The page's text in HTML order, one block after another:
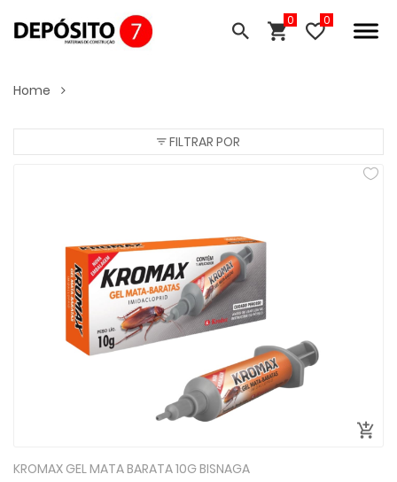
0
Home
FILTRAR POR
KROMAX GEL MATA BARATA 10G BISNAGA